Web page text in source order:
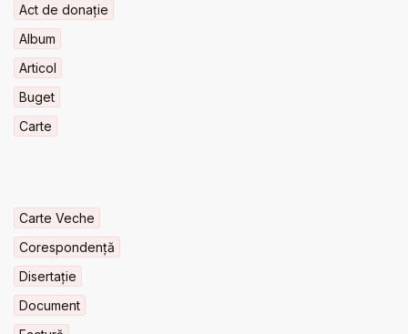
Act de donație
Album
Articol
Buget
Carte
Carte Veche
Corespondență
Disertație
Document